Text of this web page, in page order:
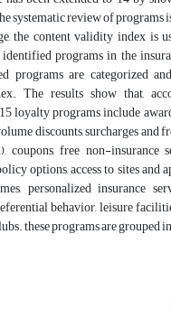
systematic review of
the content validity index is
programs in the
programs are categorized
The results show that,
loyalty programs include
discounts, surcharges and
coupons, free non-insurance
options, access to sites and
personalized insurance
behavior, leisure
these programs are grouped